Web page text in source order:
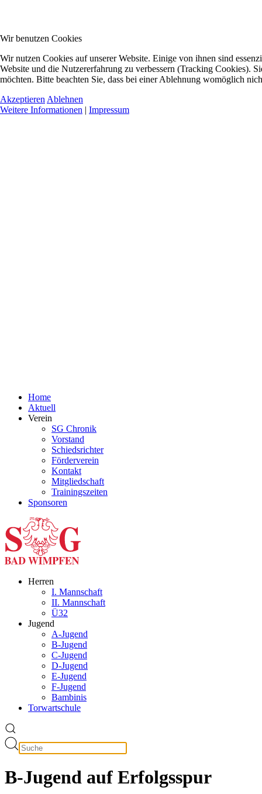
Home
Aktuell
Verein
SG Chronik
Vorstand
Schiedsrichter
Förderverein
Kontakt
Mitgliedschaft
Trainingszeiten
Sponsoren
Herren
I. Mannschaft
II. Mannschaft
Ü32
Jugend
A-Jugend
B-Jugend
C-Jugend
D-Jugend
E-Jugend
F-Jugend
Bambinis
Torwartschule
B-Jugend auf Erfolgsspur
Wir benutzen Cookies
Wir nutzen Cookies auf unserer Website. Einige von ihnen sind
Website und die Nutzererfahrung zu verbessern (Tracking Cookies).
möchten. Bitte beachten Sie, dass bei einer Ablehnung womöglich
Akzeptieren Ablehnen
Weitere Informationen | Impressum